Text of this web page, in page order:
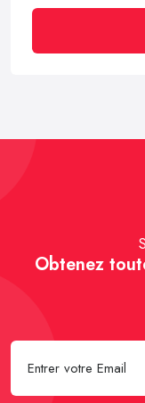
Obtenez